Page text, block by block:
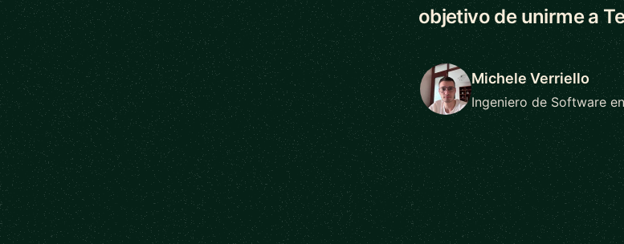
objetivo de unirme a
Michele Verriello
Ingeniero de Software